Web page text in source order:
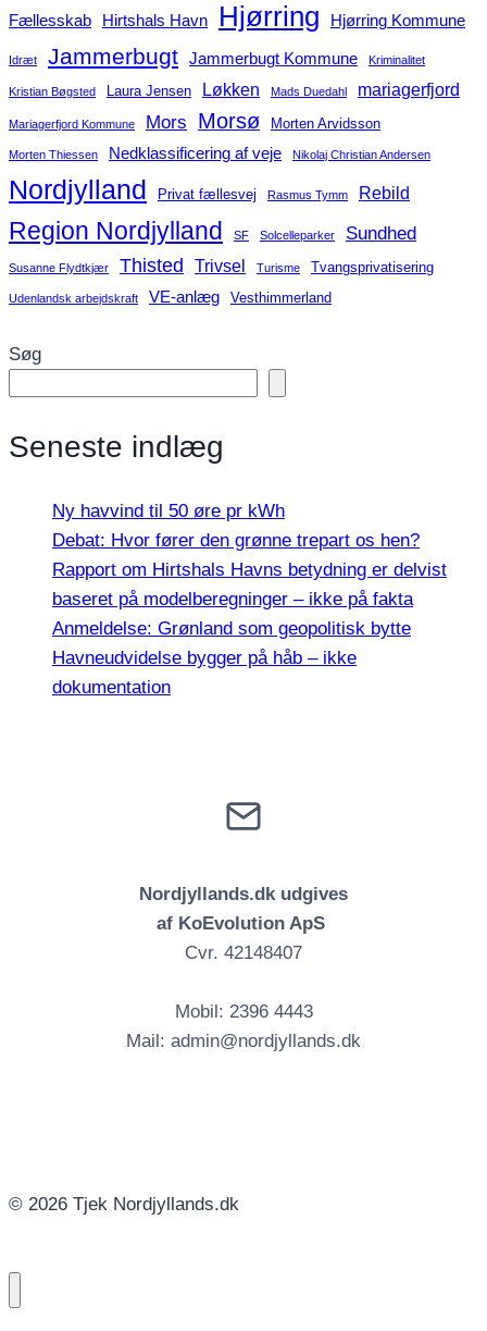
Fællesskab Hirtshals Havn Hjørring Hjørring Kommune
Idræt Jammerbugt Jammerbugt Kommune Kriminalitet
Kristian Bøgsted Laura Jensen Løkken Mads Duedahl mariagerfjord
Mariagerfjord Kommune Mors Morsø Morten Arvidsson
Morten Thiessen Nedklassificering af veje Nikolaj Christian Andersen
Nordjylland Privat fællesvej Rasmus Tymm Rebild
Region Nordjylland SF Solcelleparker Sundhed
Susanne Flydtkjær Thisted Trivsel Turisme Tvangsprivatisering
Udenlandsk arbejdskraft VE-anlæg Vesthimmerland
Søg
Seneste indlæg
Ny havvind til 50 øre pr kWh
Debat: Hvor fører den grønne trepart os hen?
Rapport om Hirtshals Havns betydning er delvist
baseret på modelberegninger – ikke på fakta
Anmeldelse: Grønland som geopolitisk bytte
Havneudvidelse bygger på håb – ikke
dokumentation
Nordjyllands.dk udgives
af KoEvolution ApS
Cvr. 42148407
Mobil: 2396 4443
Mail: admin@nordjyllands.dk
© 2026 Tjek Nordjyllands.dk